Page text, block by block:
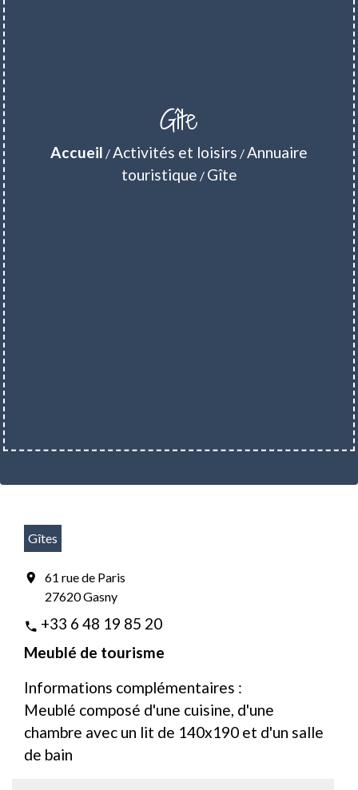
Gîte
Accueil /Activités et loisirs /Annuaire
touristique / Gîte
Gîtes
location_on
61 rue de Paris
27620 Gasny
phone +33 6 48 19 85 20
Meublé de tourisme
Informations complémentaires :
Meublé composé d'une cuisine, d'une
chambre avec un lit de 140x190 et d'un salle
de bain